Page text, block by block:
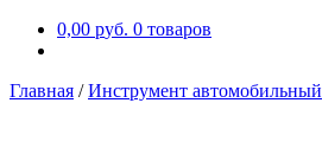
0,00 руб. 0 товаров
Главная /Инструмент автомобильный